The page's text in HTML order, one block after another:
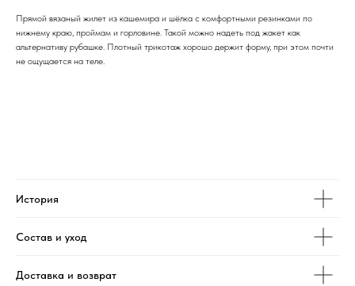
Прямой вязаный жилет из кашемира и шёлка с комфортными резинками по
нижнему краю, проймам и горловине. Такой можно надеть под жакет как
альтернативу рубашке. Плотный трикотаж хорошо держит форму, при этом почти
не ощущается на теле.
История
Состав и уход
Доставка и возврат